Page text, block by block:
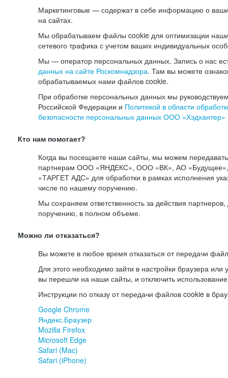
Маркетинговые — содержат в себе информацию о
на сайтах.
Мы обрабатываем файлы cookie для оптимизации
сетевого трафика с учетом ваших индивидуальных
Мы — оператор персональных данных. Запись о нас
данных на сайте Роскомнадзора. Там вы можете
обрабатываемых нами файлов cookie.
При обработке персональных данных мы
Российской Федерации и Политикой в области
безопасности персональных данных ООО «Хэдхантер»
Кто нам помогает?
Когда вы посещаете наши сайты, мы можем
партнерам ООО «ЯНДЕКС», ООО «ВК», АО
«ТАРГЕТ АДС» для обработки в рамках исполнения
числе по нашему поручению.
Мы сохраняем ответственность за действия
поручению, в полном объеме.
Можно ли отказаться?
Вы можете в любое время отказаться от передачи
Для этого необходимо зайти в настройки браузера или
вы перешли на наши сайты, и отключить
Инструкции по отказу от передачи файлов cookie в
Google Chrome
Яндекс.Браузер
Mozilla Firefox
Microsoft Edge
Safari (Mac)
Safari (iPhone)